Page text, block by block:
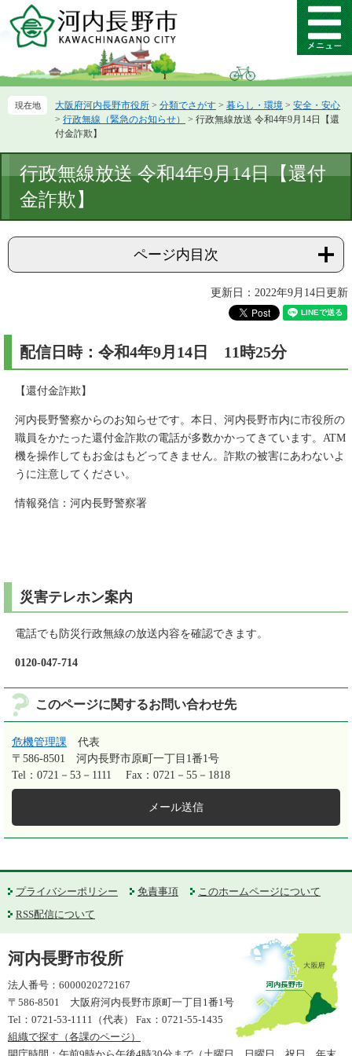
ー
先
ニ
を
本
文
メ
ニ
ー
大阪府河内長野市役所 > 分類でさがす > 暮らし・環境 > 安全・安心
> 行政無線（緊急のお知らせ） > 行政無線放送 令和4年9月14日【還
付金詐欺】
文
行政無線放送 令和4年9月14日【還付
金詐欺】
ページ内目次
更新日：2022年9月14日更新
配信日時：令和4年9月14日 11時25分
【還付金詐欺】
河内長野警察からのお知らせです。本日、河内長野市内に市役所の
職員をかたった還付金詐欺の電話が多数かかってきています。ATM
機を操作してもお金はもどってきません。詐欺の被害にあわないよ
うに注意してください。
情報発信：河内長野警察署
災害テレホン案内
電話でも防災行政無線の放送内容を確認できます。
0120-047-714
このページに関するお問い合わせ先
危機管理課
代表
〒586-8501
河内長野市原町一丁目1番1号
Tel：0721－53－1111
Fax：0721－55－1818
メール送信
プライバシーポリシー 免責事項
このホームページについて
RSS配信について
河内長野市役所
法人番号：6000020272167
〒586-8501 大阪府河内長野市原町一丁目1番1号
Tel：0721-53-1111（代表） Fax：0721-55-1435
組織で探す（各課のページ）